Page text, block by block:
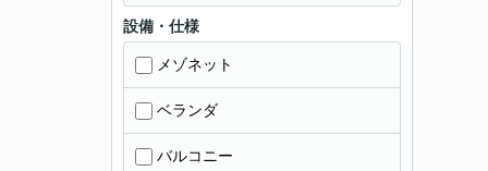
設備・仕様
メゾネット
ベランダ
バルコニー